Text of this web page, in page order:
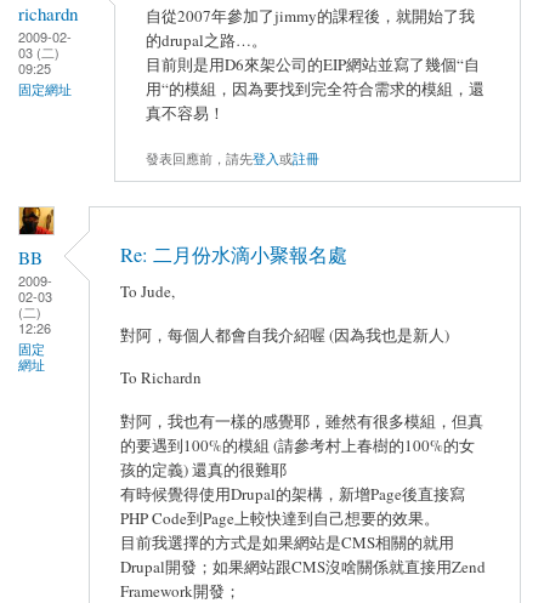
richardn
2009-02-
03 (二)
09:25
固定網址
自從2007年參加了jimmy的課程後，就開始了我
的drupal之路…。
目前則是用D6來架公司的EIP網站並寫了幾個“自
用“的模組，因為要找到完全符合需求的模組，還
真不容易！
發表回應前，請先登入或註冊
BB
2009-
02-03
(二)
12:26
固定
網址
Re: 二月份水滴小聚報名處
To Jude,
對阿，每個人都會自我介紹喔 (因為我也是新人)
To Richardn
對阿，我也有一樣的感覺耶，雖然有很多模組，但真
的要遇到100%的模組 (請參考村上春樹的100%的女
孩的定義) 還真的很難耶
有時候覺得使用Drupal的架構，新增Page後直接寫
PHP Code到Page上較快達到自己想要的效果。
目前我選擇的方式是如果網站是CMS相關的就用
Drupal開發；如果網站跟CMS沒啥關係就直接用Zend
Framework開發；